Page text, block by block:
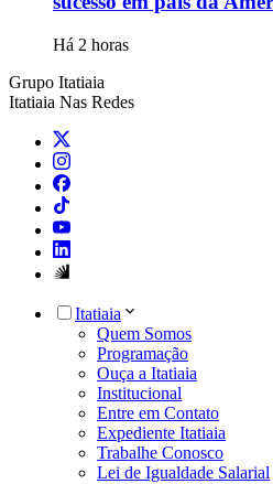
Há 2 horas
Grupo Itatiaia
Itatiaia Nas Redes
Itatiaia
Quem Somos
Programação
Ouça a Itatiaia
Institucional
Entre em Contato
Expediente Itatiaia
Trabalhe Conosco
Lei de Igualdade Salarial